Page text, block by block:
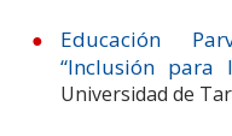
Educación
“Inclusión para
Universidad de